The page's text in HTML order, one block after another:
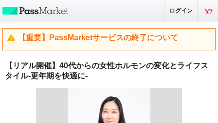
ログイン
【重要】PassMarketサービスの終了について
【リアル開催】40代からの女性ホルモンの変化とライフス
タイル-更年期を快適に-